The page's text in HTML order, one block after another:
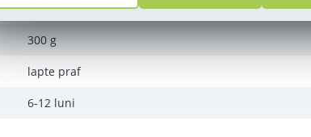
5 buc
300 g
lapte praf
6-12 luni